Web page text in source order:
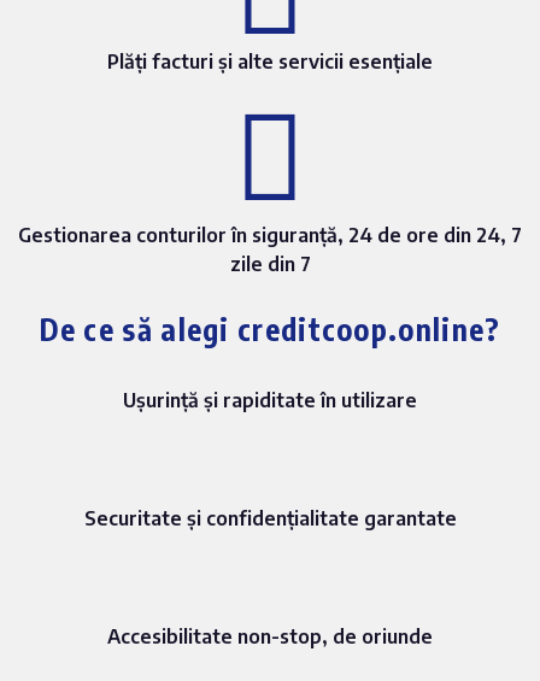
Plăți facturi și alte servicii esențiale
Gestionarea conturilor în siguranță, 24 de ore din 24, 7
zile din 7
De ce să alegi creditcoop.online?
Ușurință și rapiditate în utilizare
Securitate și confidențialitate garantate
Accesibilitate non-stop, de oriunde